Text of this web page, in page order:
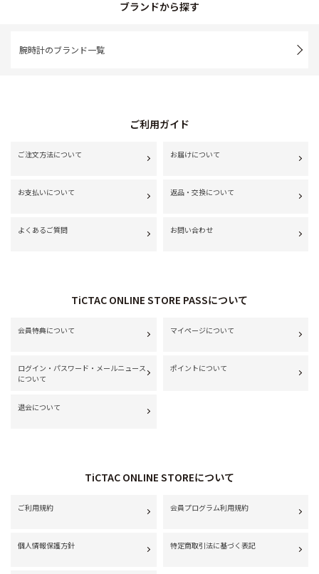
ブランドから探す
腕時計のブランド一覧
ご利用ガイド
ご注文方法について お届けについて
お支払いについて 返品・交換について
よくあるご質問 お問い合わせ
TiCTAC ONLINE STORE PASSについて
会員特典について マイページについて
ログイン・パスワード・メールニュース
について
ポイントについて
退会について
TiCTAC ONLINE STOREについて
ご利用規約 会員プログラム利用規約
個人情報保護方針 特定商取引法に基づく表記